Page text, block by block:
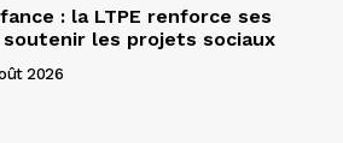
: la LTPE renforce ses
les projets sociaux
2026